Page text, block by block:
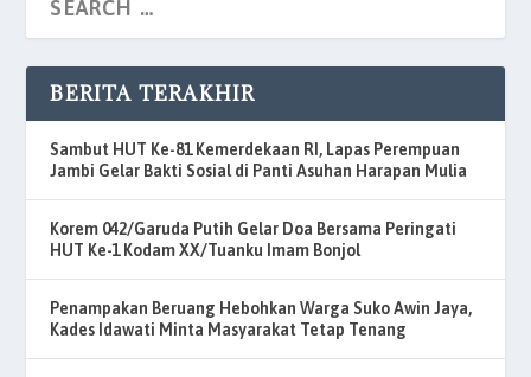
BERITA TERAKHIR
Sambut HUT Ke-81 Kemerdekaan RI, Lapas Perempuan
Jambi Gelar Bakti Sosial di Panti Asuhan Harapan Mulia
Korem 042/Garuda Putih Gelar Doa Bersama Peringati
HUT Ke-1 Kodam XX/Tuanku Imam Bonjol
Penampakan Beruang Hebohkan Warga Suko Awin Jaya,
Kades Idawati Minta Masyarakat Tetap Tenang